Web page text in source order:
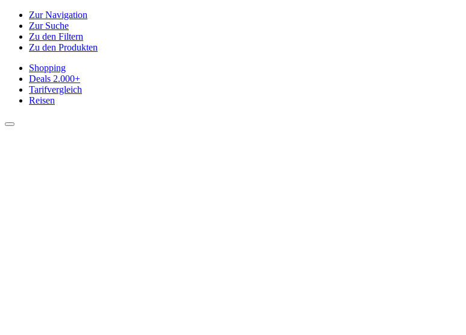
Zur Navigation
Zur Suche
Zu den Filtern
Zu den Produkten
Shopping
Deals 2.000+
Tarifvergleich
Reisen